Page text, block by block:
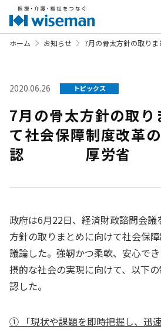
ホーム お知らせ 7月の骨太方針の取
2020.06.26 トピックス
7月の骨太方針の取り
て社会保障制度改革
認 厚労省
政府は6月22日、経済財政諮問会
方針の取りまとめに向けて社会保
議論した。強靭かつ柔軟、安心で
摂的な社会の実現に向けて、以下
認した。
① 「現状や課題を即時把握し、迅